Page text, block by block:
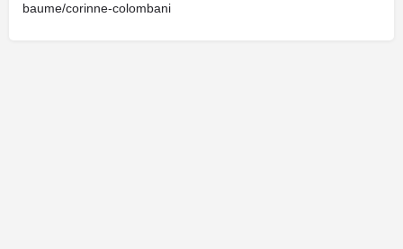
baume/corinne-colombani